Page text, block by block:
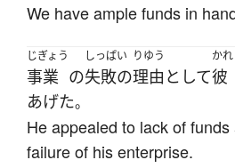
We have ample funds in
じぎょう
事業 の
しっぱい
失敗の
りゆう
理由 として
かれ
彼
あげた。
He appealed to lack of
failure of his enterprise.